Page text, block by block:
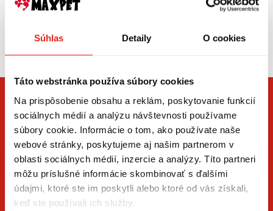
Súhlas Detaily O cookies
Táto webstránka používa súbory cookies
Na prispôsobenie obsahu a reklám, poskytovanie funkcií
sociálnych médií a analýzu návštevnosti používame
súbory cookie. Informácie o tom, ako používate naše
webové stránky, poskytujeme aj našim partnerom v
oblasti sociálnych médií, inzercie a analýzy. Títo partneri
môžu príslušné informácie skombinovať s ďalšími
údajmi, ktoré ste im poskytli alebo ktoré od vás získali,
keď ste používali ich služby.
životnosť.
– Aby svetlo sedelo na tvoju motorku bez nutnosti úprav.
Over kompatibilitu s elektroinštaláciou motorky
– Dôležité najmä pri starších modeloch alebo pri LED svetlách.
AKO NA MONTÁŽ PRÍDAVNÝCH
SVETIEL?
Zasielame aj do ČR,
ZÍSKAJTE NOVINKY AKO PRVÝ